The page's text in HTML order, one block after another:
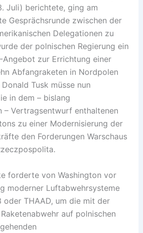
Juli) berichtete, ging am
Gesprächsrunde zwischen der
Delegationen zu
der polnischen Regierung ein
Angebot zur Errichtung einer
Abfangraketen in Nordpolen
Tusk müsse nun
in dem – bislang
– Vertragsentwurf enthaltenen
zu einer Modernisierung der
den Forderungen Warschaus
forderte von Washington vor
moderner Luftabwehrsysteme
THAAD, um die mit der
auf polnischen